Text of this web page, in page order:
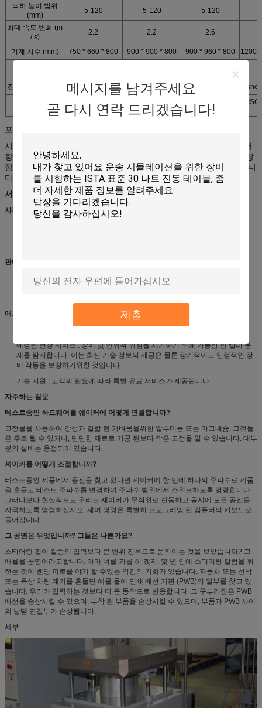
메시지를 남겨주세요
곧 다시 연락 드리겠습니다!
제출
낙하 높이 범위
(mm)
5-120 5-120 5-120
최대 속도 변화 (m
/ s)
2.2 2.2 2.6
기계 치수 (mm) 750 * 660 * 800 900 * 900 * 800 900 * 960 * 800 1200
전력 및 공기 공급 AC220V ± 10 % 50Hz 공기 공급량 : 8kg 23m3
GB / T2423.4, GB / T2423.6, IEC68-2-29, JJG497-2000,
등
포장 및 배송
시뮬레이션 Animatronic 고객 Triceratops
는 좋은 충격 흡수, 충격 저
항, 열 씰링뿐만 아니라 무독성, 무취,
의 장
점을 가지고 나무 케이스에 넣기 전에 공기 방울 필름으로 덮여
있습니
다
서비스
사전 판매 :
판매:
고객 커뮤니케이션 및 진행 보고서.
사전 설치 준비, 장비 커미셔닝 및 시운전을위한 지침.
애프터 세일즈 :
기술 교육 : 장비 작동, 일일 유지 보수, 일반적인 결함 진단 및 문제 해결.
예정된 현장 서비스 : 장비 및 인위적 위험을 제거하기 위해 가능한 한 빨리 문
제를 탐지합니다. 이는 최신 기술 정보의 제공은 물론 장기적이고 안정적인 장
비 작동을 보장하기위한 것입니다.
기술 지원 : 고객의 필요에 따라 특별 유료 서비스가 제공됩니다.
자주하는 질문
테스트중인 하드웨어를 쉐이커에 어떻게 연결합니까?
고정물을 사용하여 강성과 결합 된 가벼움을위한 알루미늄 또는 마그네슘. 그것들
은 주조 될 수 있거나, 단단한 재료로 가공 된보다 작은 고정물 일 수 있습니다. 대부
분의 설비는 용접되어 있습니다.
셰이커를 어떻게 조절합니까?
테스트중인 제품에서 공진을 찾고 있다면 셰이커에 한 번에 하나의 주파수로 제품
을 흔들고 테스트 주파수를 변경하여 주파수 범위에서 스위프하도록 명령합니다.
그러나보다 현실적으로 우리는 셰이커가 무작위로 진동하고 동시에 모든 공진을
자극하도록 명령하십시오. 제어 명령은 특별히 프로그래밍 된 컴퓨터의 키보드로
들어갑니다.
그 공명은 무엇입니까? 그들은 나쁜가요?
스티어링 휠이 칼럼의 입력보다 큰 변위 진폭으로 움직이는 것을 보았습니까? 그
배율을 공명이라고합니다. 아마 너를 괴롭 히 겠지. 몇 년 안에 스티어링 칼럼을 휘
젓는 것이 벤딩 피로를 야기 할 수있는 약간의 기회가 있습니다. 자동차 또는 선박
또는 육상 차량 계기를 흔들면 예를 들어 인쇄 배선 기판 (PWB)의 일부를 찾고 있
습니다. 우리가 입력하는 것보다 더 큰 동작으로 반응합니다. 그 구부러짐은 PWB
배선을 손상시킬 수 있으며, 부착 된 부품을 손상시킬 수 있으며, 부품과 PWB 사이
의 납땜 연결부가 손상됩니다.
세부